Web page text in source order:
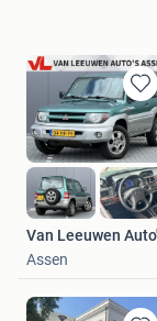
in
Mijn
Van Leeuwen
Assen